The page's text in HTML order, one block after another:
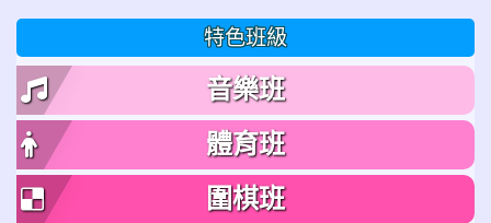
特色班級
音樂班
體育班
圍棋班